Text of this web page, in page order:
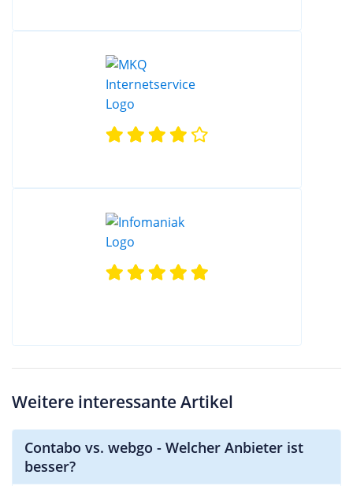
Weitere interessante Artikel
Contabo vs. webgo - Welcher Anbieter ist
besser?